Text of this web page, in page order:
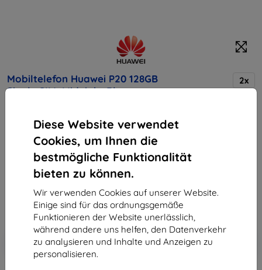
Diese Website verwendet
Cookies, um Ihnen die
bestmögliche Funktionalität
bieten zu können.
Wir verwenden Cookies auf unserer Website.
Einige sind für das ordnungsgemäße
Funktionieren der Website unerlässlich,
während andere uns helfen, den Datenverkehr
zu analysieren und Inhalte und Anzeigen zu
personalisieren.
Mobiltelefon Huawei P20 128GB
Single SIM, Midnight Blue
2x
Kaufen Sie dieses Gerät und erhalten Sie
Rabatt
auf sämtliches Zubehör dafür!
Endpreis
466,11 €
-10%
Rabatt mit Gutschein
EXTRA10
In den
Warenkorb